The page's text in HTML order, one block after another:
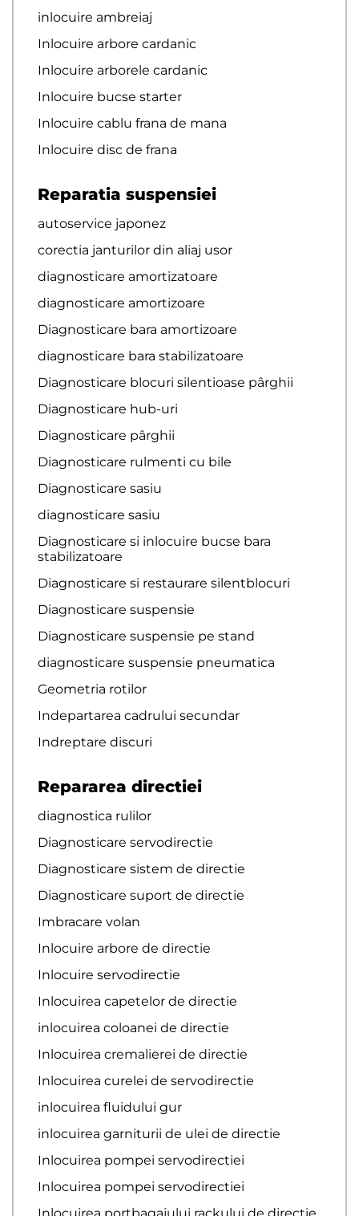
inlocuire ambreiaj
Inlocuire arbore cardanic
Inlocuire arborele cardanic
Inlocuire bucse starter
Inlocuire cablu frana de mana
Inlocuire disc de frana
Reparatia suspensiei
autoservice japonez
corectia janturilor din aliaj usor
diagnosticare amortizatoare
diagnosticare amortizoare
Diagnosticare bara amortizoare
diagnosticare bara stabilizatoare
Diagnosticare blocuri silentioase pârghii
Diagnosticare hub-uri
Diagnosticare pârghii
Diagnosticare rulmenti cu bile
Diagnosticare sasiu
diagnosticare sasiu
Diagnosticare si inlocuire bucse bara
stabilizatoare
Diagnosticare si restaurare silentblocuri
Diagnosticare suspensie
Diagnosticare suspensie pe stand
diagnosticare suspensie pneumatica
Geometria rotilor
Indepartarea cadrului secundar
Indreptare discuri
Repararea directiei
diagnostica rulilor
Diagnosticare servodirectie
Diagnosticare sistem de directie
Diagnosticare suport de directie
Imbracare volan
Inlocuire arbore de directie
Inlocuire servodirectie
Inlocuirea capetelor de directie
inlocuirea coloanei de directie
Inlocuirea cremalierei de directie
Inlocuirea curelei de servodirectie
inlocuirea fluidului gur
inlocuirea garniturii de ulei de directie
Inlocuirea pompei servodirectiei
Inlocuirea pompei servodirectiei
Inlocuirea portbagajului rackului de directie